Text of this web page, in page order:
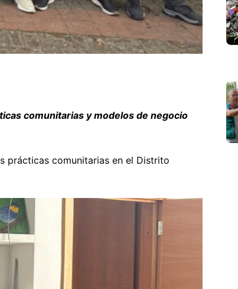
comunitarias y modelos de negocio
prácticas comunitarias en el Distrito